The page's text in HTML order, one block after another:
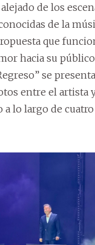
de los
de la
que
hacia su
se
entre el artista
a lo largo de cuatro